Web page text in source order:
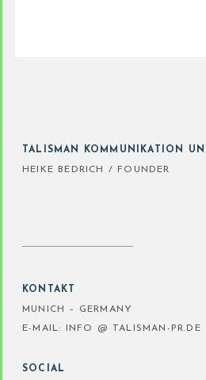
TALISMAN KOMMUNIKATION
HEIKE BEDRICH / FOUNDER
KONTAKT
MUNICH – GERMANY
E-MAIL: INFO @ TALISMAN-PR.DE
SOCIAL